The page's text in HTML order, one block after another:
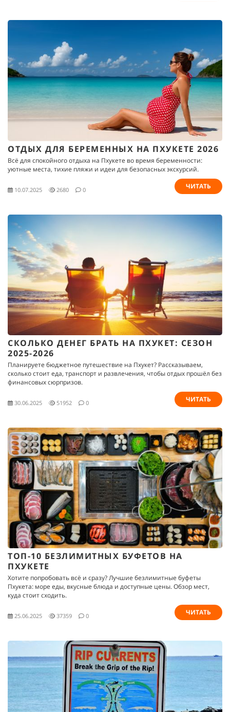
ОТДЫХ ДЛЯ БЕРЕМЕННЫХ НА ПХУКЕТЕ 2026
Всё для спокойного отдыха на Пхукете во время беременности:
уютные места, тихие пляжи и идеи для безопасных экскурсий.
10.07.2025 2680 0 ЧИТАТЬ
СКОЛЬКО ДЕНЕГ БРАТЬ НА ПХУКЕТ: СЕЗОН
2025-2026
Планируете бюджетное путешествие на Пхукет? Рассказываем,
сколько стоит еда, транспорт и развлечения, чтобы отдых прошёл без
финансовых сюрпризов.
30.06.2025 51952 0 ЧИТАТЬ
ТОП-10 БЕЗЛИМИТНЫХ БУФЕТОВ НА
ПХУКЕТЕ
Хотите попробовать всё и сразу? Лучшие безлимитные буфеты
Пхукета: море еды, вкусные блюда и доступные цены. Обзор мест,
куда стоит сходить.
25.06.2025 37359 0 ЧИТАТЬ